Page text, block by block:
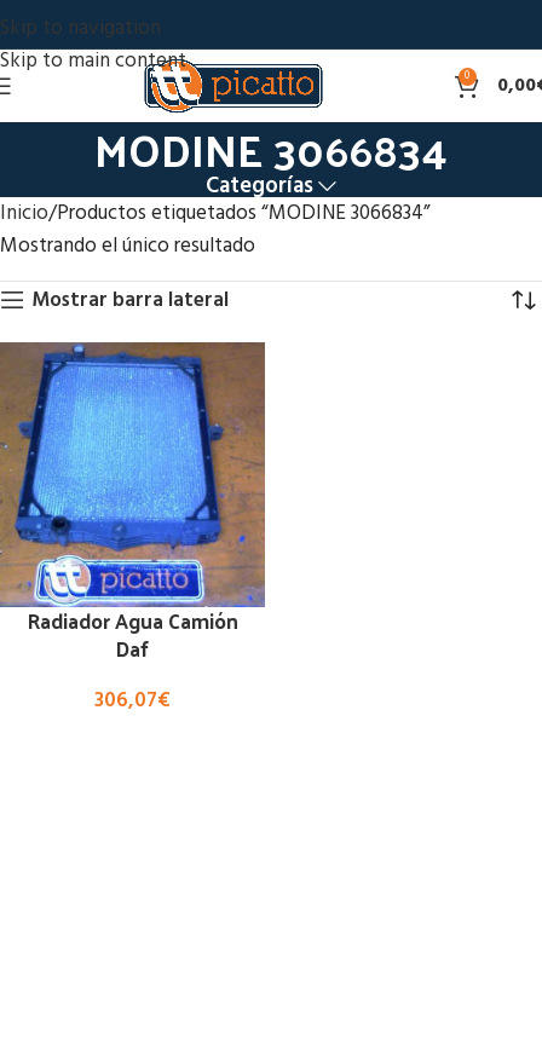
Skip to navigation
Skip to main content
0 0,00
MODINE 3066834
Categorías
Inicio Productos etiquetados “MODINE 3066834”
Mostrando el único resultado
Mostrar barra lateral
Radiador Agua Camión
Daf
306,07€